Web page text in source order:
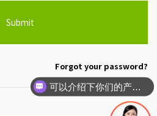
Submit
Forgot your password?
可以介绍下你们的产品么